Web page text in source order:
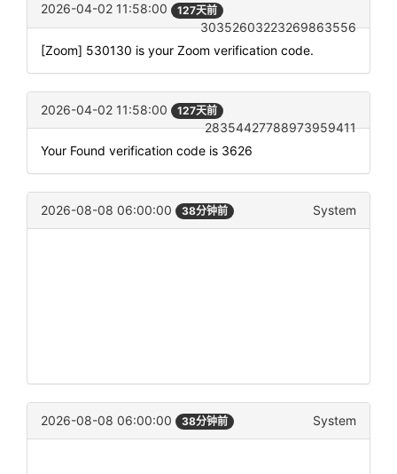
2026-04-02 11:58:00 127天前
30352603223269863556
[Zoom] 530130 is your Zoom verification code.
2026-04-02 11:58:00 127天前
28354427788973959411
Your Found verification code is 3626
2026-08-08 06:00:00 38分钟前 System
2026-08-08 06:00:00 38分钟前 System